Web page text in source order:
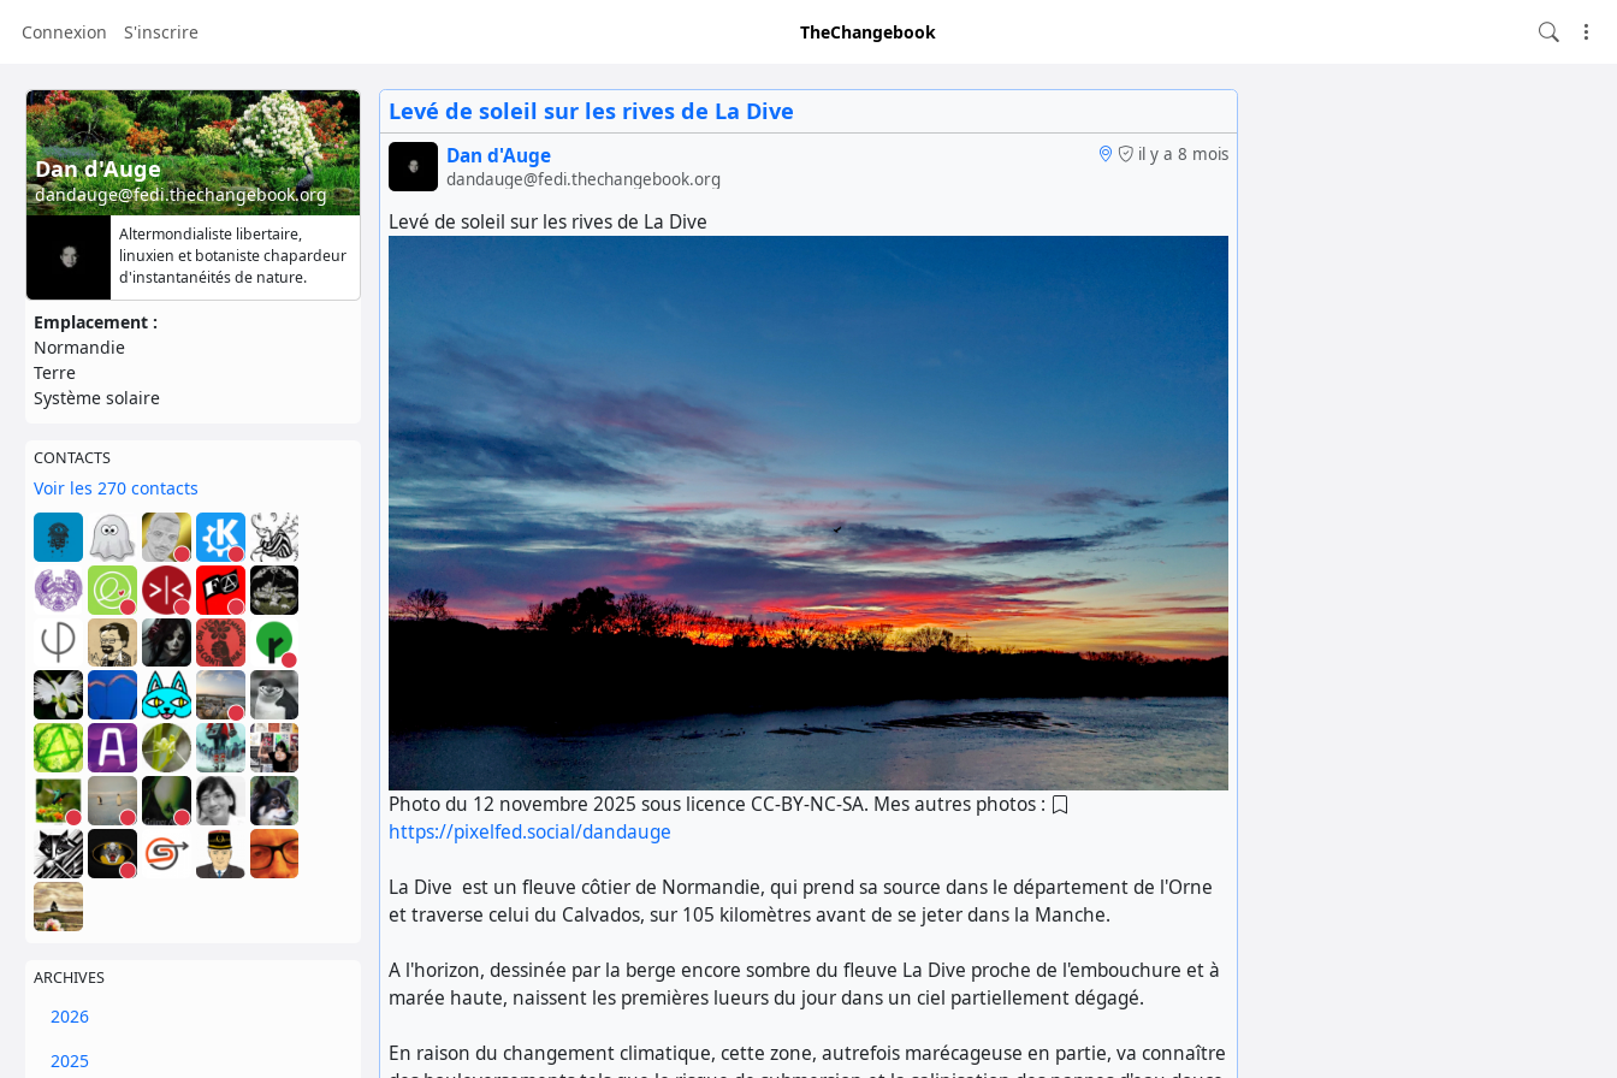
Connexion S'inscrire TheChangebook
Dan d'Auge
dandauge@fedi.thechangebook.org
Altermondialiste libertaire,
linuxien et botaniste chapardeur
d'instantanéités de nature.
Emplacement :
Normandie
Terre
Système solaire
CONTACTS
Voir les 270 contacts
ARCHIVES
2026
2025
Levé de soleil sur les rives de La Dive
il y a 8 mois
Dan d'Auge
dandauge@fedi.thechangebook.org
Levé de soleil sur les rives de La Dive
Photo du 12 novembre 2025 sous licence CC-BY-NC-SA. Mes autres photos :
https://pixelfed.social/dandauge
La Dive est un fleuve côtier de Normandie, qui prend sa source dans le département de l'Orne
et traverse celui du Calvados, sur 105 kilomètres avant de se jeter dans la Manche.
A l'horizon, dessinée par la berge encore sombre du fleuve La Dive proche de l'embouchure et à
marée haute, naissent les premières lueurs du jour dans un ciel partiellement dégagé.
En raison du changement climatique, cette zone, autrefois marécageuse en partie, va connaître